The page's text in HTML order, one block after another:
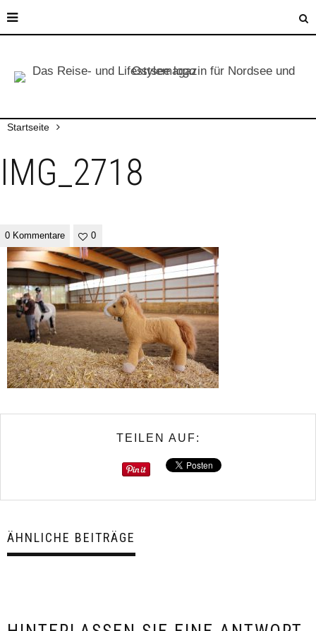
Startseite
IMG_2718
0 Kommentare 0
TEILEN AUF:
ÄHNLICHE BEITRÄGE